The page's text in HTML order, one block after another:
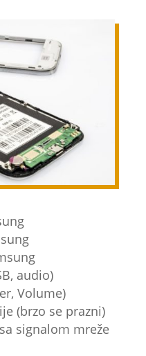
audio)
Volume)
(brzo se prazni)
signalom mreže